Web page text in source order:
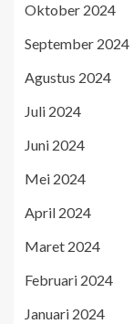
Oktober 2024
September 2024
Agustus 2024
Juli 2024
Juni 2024
Mei 2024
April 2024
Maret 2024
Februari 2024
Januari 2024